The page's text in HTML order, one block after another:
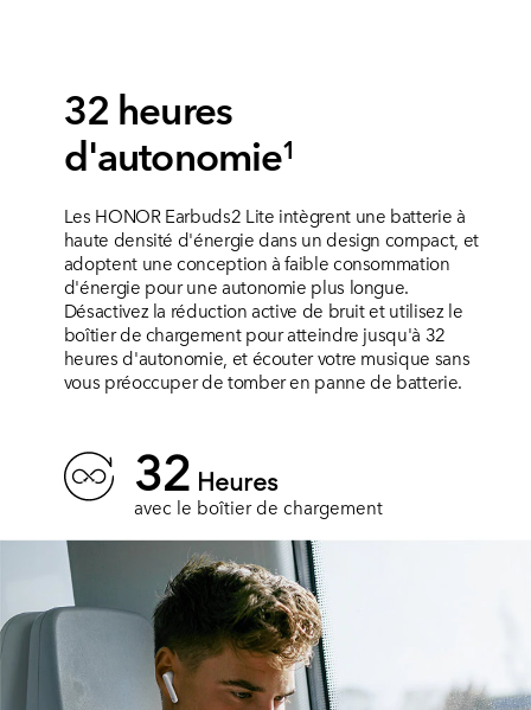
32 heures
d'autonomie1
Les HONOR Earbuds2 Lite intègrent une batterie à
haute densité d'énergie dans un design compact, et
adoptent une conception à faible consommation
d'énergie pour une autonomie plus longue.
Désactivez la réduction active de bruit et utilisez le
boîtier de chargement pour atteindre jusqu'à 32
heures d'autonomie, et écouter votre musique sans
vous préoccuper de tomber en panne de batterie.
32 Heures
avec le boîtier de chargement